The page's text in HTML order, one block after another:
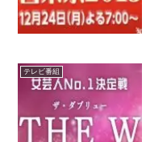
テレビ番組